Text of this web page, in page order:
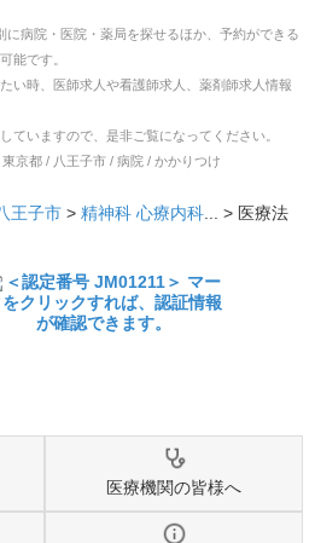
病院・医院・薬局を探せるほか、予約ができる
能です。
い時、医師求人や看護師求人、薬剤師求人情報
ていますので、是非ご覧になってください。
京都 / 八王子市 / 病院 / かかりつけ
王子市 > 精神科 心療内科... > 医療法
医療機関の皆様へ